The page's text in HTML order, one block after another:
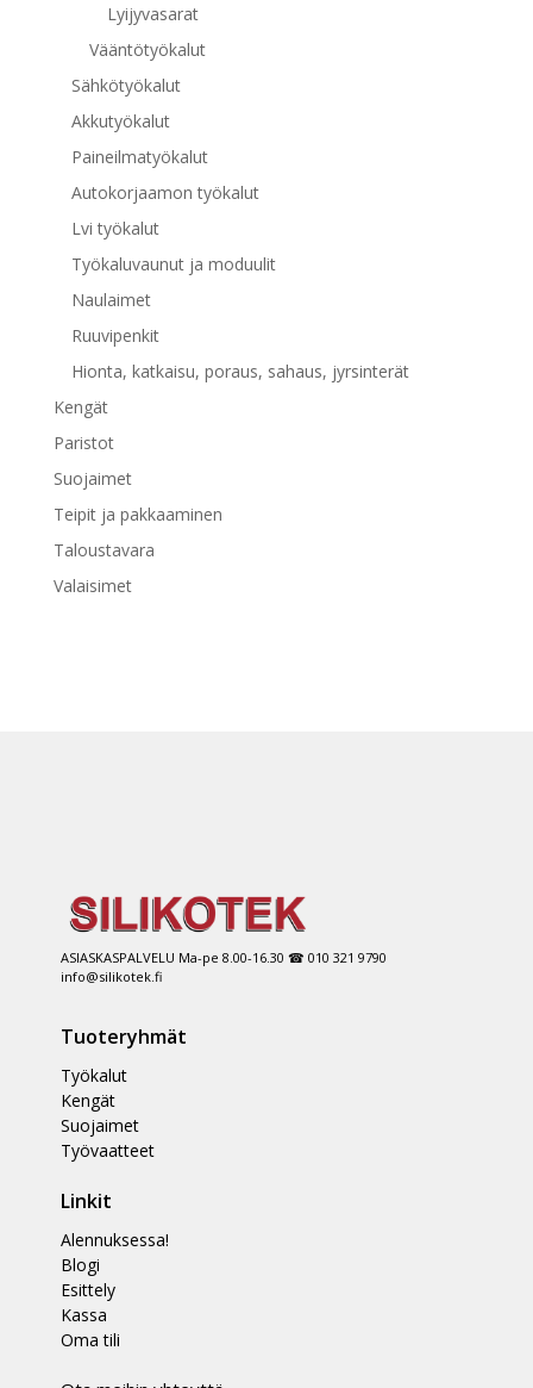
Lyijyvasarat
Vääntötyökalut
Sähkötyökalut
Akkutyökalut
Paineilmatyökalut
Autokorjaamon työkalut
Lvi työkalut
Työkaluvaunut ja moduulit
Naulaimet
Ruuvipenkit
Hionta, katkaisu, poraus, sahaus, jyrsinterät
Kengät
Paristot
Suojaimet
Teipit ja pakkaaminen
Taloustavara
Valaisimet
ASIASKASPALVELU Ma-pe 8.00-16.30 ☎ 010 321 9790
info@silikotek.fi
Tuoteryhmät
Työkalut
Kengät
Suojaimet
Työvaatteet
Linkit
Alennuksessa!
Blogi
Esittely
Kassa
Oma tili